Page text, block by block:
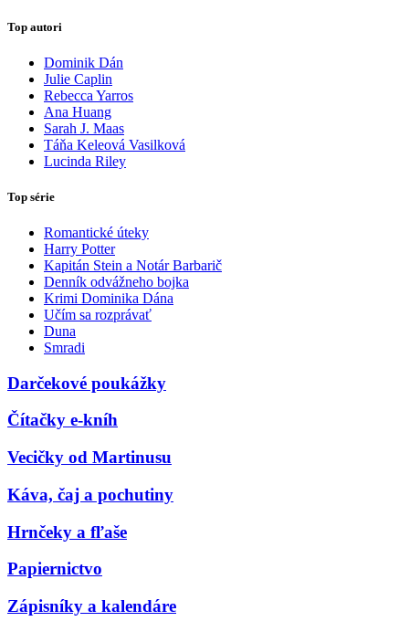
Top autori
Dominik Dán
Julie Caplin
Rebecca Yarros
Ana Huang
Sarah J. Maas
Táňa Keleová Vasilková
Lucinda Riley
Top série
Romantické úteky
Harry Potter
Kapitán Stein a Notár Barbarič
Denník odvážneho bojka
Krimi Dominika Dána
Učím sa rozprávať
Duna
Smradi
Darčekové poukážky
Čítačky e-kníh
Vecičky od Martinusu
Káva, čaj a pochutiny
Hrnčeky a fľaše
Papiernictvo
Zápisníky a kalendáre